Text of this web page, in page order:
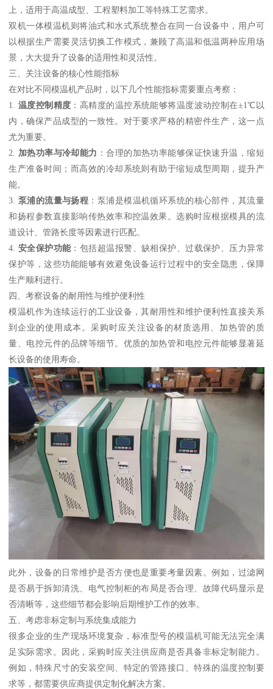
上，适用于高温成型、工程塑料加工等特殊工艺需求。
双机一体模温机则将油式和水式系统整合在同一台设备中，用户可
以根据生产需要灵活切换工作模式，兼顾了高温和低温两种应用场
景，大大提升了设备的适用性和灵活性。
三、关注设备的核心性能指标
在对比不同模温机产品时，以下几个性能指标需要重点考察：
1. 温度控制精度 ：高精度的温控系统能够将温度波动控制在±1℃以
内，确保产品成型的一致性。对于要求严格的精密件生产，这一点
尤为重要。
2. 加热功率与冷却能力 ：合理的加热功率能够保证快速升温，缩短
生产准备时间；而高效的冷却系统则有助于缩短成型周期，提升产
能。
3. 泵浦的流量与扬程 ：泵浦是模温机循环系统的核心部件，其流量
和扬程参数直接影响传热效率和控温效果。选购时应根据模具的流
道设计、管路长度等因素进行匹配。
4. 安全保护功能：包括超温报警、缺相保护、过载保护、压力异常
保护等，这些功能能够有效避免设备运行过程中的安全隐患，保障
生产顺利进行。
四、考察设备的耐用性与维护便利性
模温机作为连续运行的工业设备，其耐用性和维护便利性直接关系
到企业的使用成本。采购时应关注设备的材质选用、加热管的质
量、电控元件的品牌等细节。优质的加热管和电控元件能够显著延
长设备的使用寿命。
此外，设备的日常维护是否方便也是重要考量因素。例如，过滤网
是否易于拆卸清洗、电气控制柜的布局是否合理、故障代码显示是
否清晰等，这些细节都会影响后期维护工作的效率。
五、考虑非标定制与系统集成能力
很多企业的生产现场环境复杂，标准型号的模温机可能无法完全满
足实际需求。因此，采购时应关注供应商是否具备非标定制能力。
例如，特殊尺寸的安装空间、特定的管路接口、特殊的温度控制要
求等，都需要供应商提供定制化解决方案。